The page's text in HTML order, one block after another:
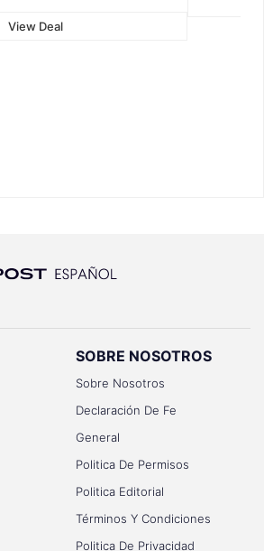
View Deal
SOBRE NOSOTROS
Sobre Nosotros
Declaración De Fe
General
Politica De Permisos
Politica Editorial
Términos Y Condiciones
Politica De Privacidad